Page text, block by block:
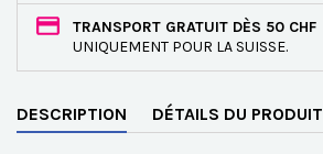
TRANSPORT GRATUIT DÈS 50 CHF
UNIQUEMENT POUR LA SUISSE.
DESCRIPTION DÉTAILS DU PRODUIT